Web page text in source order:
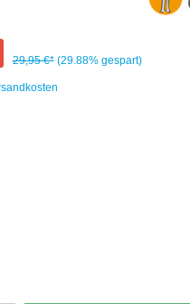
29,95 €* (29.88% gespart)